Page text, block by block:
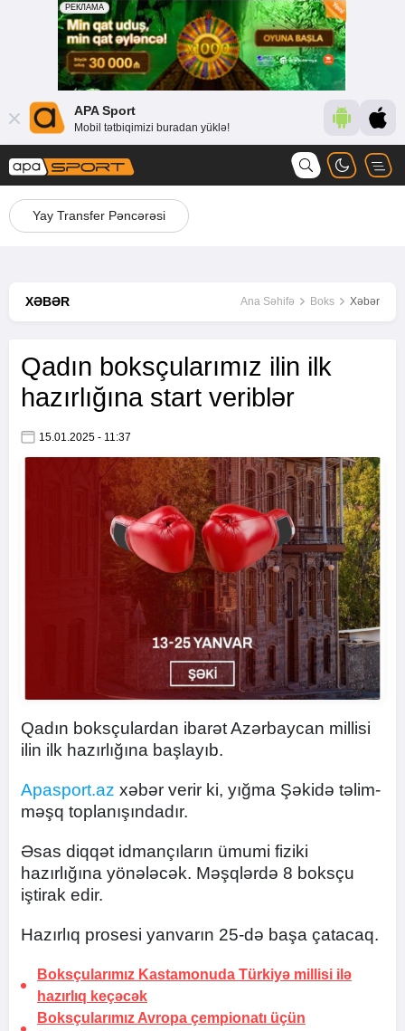
APA Sport
Mobil tətbiqimizi buradan yüklə!
Yay Transfer Pəncərəsi
XƏBƏR Ana Səhifə Boks Xəbər
Qadın boksçularımız ilin ilk
hazırlığına start veriblər
15.01.2025 - 11:37
Qadın boksçulardan ibarət Azərbaycan millisi
ilin ilk hazırlığına başlayıb.
Apasport.az xəbər verir ki, yığma Şəkidə təlim-
məşq toplanışındadır.
Əsas diqqət idmançıların ümumi fiziki
hazırlığına yönələcək. Məşqlərdə 8 boksçu
iştirak edir.
Hazırlıq prosesi yanvarın 25-də başa çatacaq.
Boksçularımız Kastamonuda Türkiyə millisi ilə
hazırlıq keçəcək
Boksçularımız Avropa çempionatı üçün